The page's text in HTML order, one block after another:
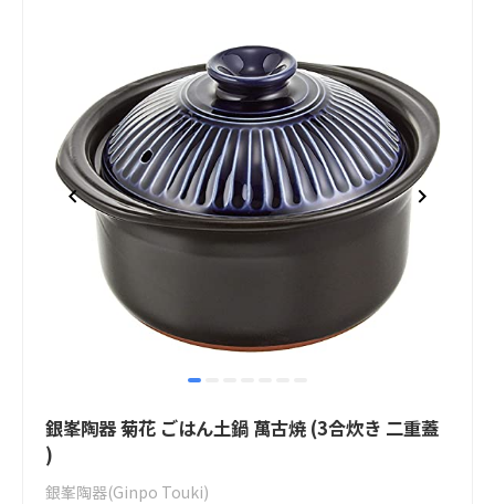
item
1
of
7
銀峯陶器 菊花 ごはん土鍋 萬古焼 (3合炊き 二重蓋
)
銀峯陶器(Ginpo Touki)